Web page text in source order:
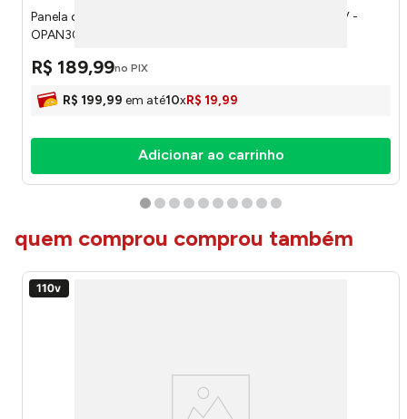
Panela de Arroz Elétrica Oster Opan306 3 Xícaras 127V -
OPAN306127
R$ 189,99no PIX
R$ 199,99 em até10xR$ 19,99
Adicionar ao carrinho
quem comprou comprou também